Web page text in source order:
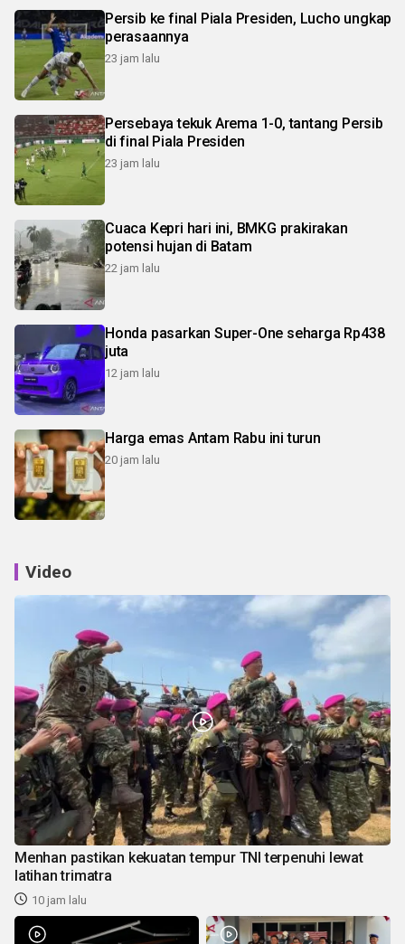
Persib ke final Piala Presiden, Lucho ungkap
perasaannya
23 jam lalu
Persebaya tekuk Arema 1-0, tantang Persib
di final Piala Presiden
23 jam lalu
Cuaca Kepri hari ini, BMKG prakirakan
potensi hujan di Batam
22 jam lalu
Honda pasarkan Super-One seharga Rp438
juta
12 jam lalu
Harga emas Antam Rabu ini turun
20 jam lalu
Video
Menhan pastikan kekuatan tempur TNI terpenuhi lewat
latihan trimatra
10 jam lalu